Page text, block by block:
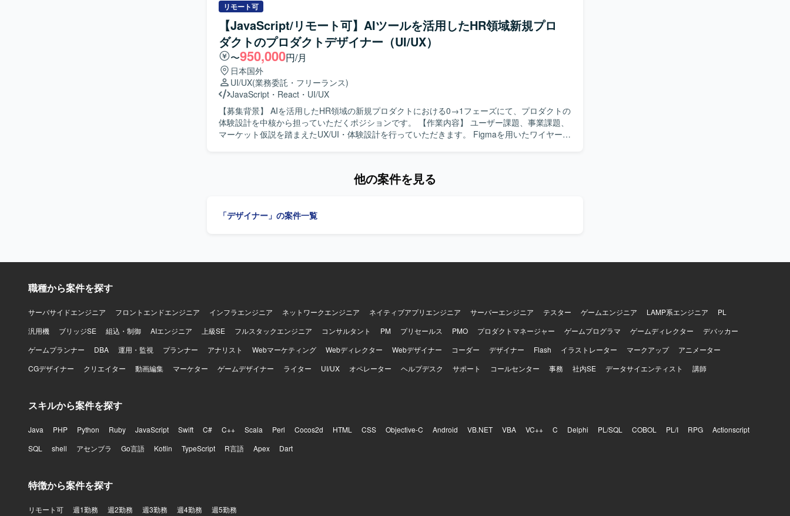
構成・導線を整理し、UIコンポーネント設計や操作フローの最適化を行っていただきます。各
画面単位でのビジュアルデザイン作成、レイアウト設計、配色・UIパーツ設計、操作性を考慮
したインタラクション設計（必要に応じて簡易モック作成）を対応していただきます。機能過
多・画面過密状態に対する整理・改善提案や、ユーザビリティ向上に向けた設計見直しを行
い、ディレクター／PMと連携しながらエンジニア実装を見据えたデザイン仕様をアウトプット
していただきます。 【求める人物像】 要件が固まりきっていない状況でもディレクターと並走
しながら柔軟に検討を進められる方を求めております。複雑な業務要件を踏まえて情報整理や
画面構成を行いながら、一貫性と使いやすさの両立を意識してデザイン品質を高めていただけ
る方を想定しています。ディレクター／PMとのコミュニケーションを大切にしながら、主体的
に改善提案ができる方にフィットするポジションです。 【ポジションの魅力】 請求書発行シス
テムという業務基盤となるWebアプリケーションの刷新プロジェクトにおいて、要件定義段階
からUI/UX設計に深く関わることができ、画面デザインの方針やデザインシステムの構築にも影
ルを用いたUIデザイン環境を想定しております。フロントエンドとしてReact等を意識したデザ
イン知識が活かせるプロジェクトです。
リモート可
【JavaScript/リモート可】AIツールを活用したHR領域新規プロ
ダクトのプロダクトデザイナー（UI/UX）
〜950,000円/月
日本国外
UI/UX(業務委託・フリーランス)
JavaScript ・ React ・ UI/UX
【募集背景】 AIを活用したHR領域の新規プロダクトにおける0→1フェーズにて、プロダクトの
体験設計を中核から担っていただくポジションです。 【作業内容】 ユーザー課題、事業課題、
マーケット仮説を踏まえたUX/UI・体験設計を行っていただきます。 Figmaを用いたワイヤーフ
LP、オンボーディング、初回・継続利用体験の改善を行っていただきます。 デザインシステム
高速に検証・構築していくことを能動的に楽しめる方を求めています。 【ポジションの魅力】
他の案件を見る
「デザイナー」の案件一覧
職種から案件を探す
サーバサイドエンジニア フロントエンドエンジニア インフラエンジニア ネットワークエンジニア ネイティブアプリエンジニア サーバーエンジニア テスター ゲームエンジニア LAMP系エンジニア
PL
汎用機
ブリッジSE 組込・制御 AIエンジニア 上級SE フルスタックエンジニア コンサルタント PM プリセールス PMO プロダクトマネージャー ゲームプログラマ ゲームディレクター
デバッカー
ゲームプランナー
DBA 運用・監視 プランナー アナリスト Webマーケティング Webディレクター Webデザイナー コーダー デザイナー Flash イラストレーター マークアップ
アニメーター
CGデザイナー
クリエイター 動画編集 マーケター ゲームデザイナー ライター UI/UX オペレーター ヘルプデスク サポート コールセンター 事務 社内SE データサイエンティスト 講師
スキルから案件を探す
Java PHP Python Ruby JavaScript Swift C# C++ Scala Perl Cocos2d HTML CSS Objective-C Android VB.NET VBA VC++ C Delphi PL/SQL COBOL PL/I RPG
Actionscript
SQL
shell アセンブラ Go言語 Kotlin TypeScript R言語 Apex Dart
特徴から案件を探す
リモート可 週1勤務 週2勤務 週3勤務 週4勤務 週5勤務